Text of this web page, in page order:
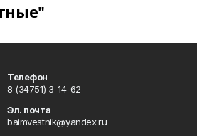
Телефон
8 (34751) 3-14-62
Эл. почта
baimvestnik@yandex.ru